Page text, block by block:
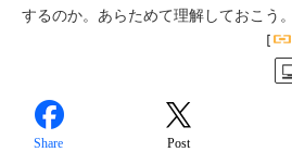
するのか。あらためて理解しておこう。
[
Share Post